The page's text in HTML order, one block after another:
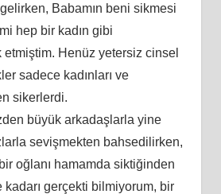
Babamın beni sikmesi
hep bir kadın gibi
Henüz yetersiz cinsel
sadece kadınları ve
sikerlerdi.
büyük arkadaşlarla yine
sevişmekten bahsedilirken,
oğlanı hamamda siktiğinden
kadarı gerçekti bilmiyorum, bir